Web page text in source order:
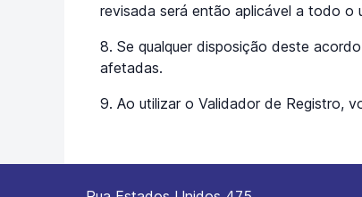
revisada será então aplicável a todo
8. Se qualquer disposição deste
afetadas.
9. Ao utilizar o Validador de Registro,